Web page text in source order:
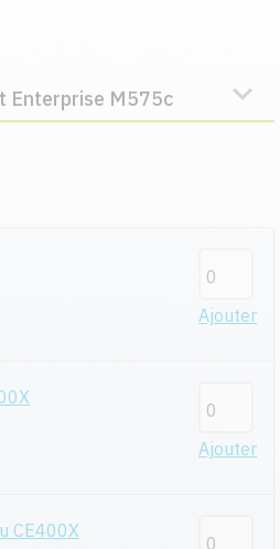
Enterprise M575c
Ajouter
Ajouter
CE400X